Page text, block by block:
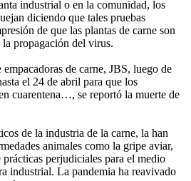
industrial o en la comunidad, los
diciendo que tales pruebas
de que las plantas de carne son
propagación del virus.
de carne, JBS, luego de
el 24 de abril para que los
cuarentena…, se reportó la muerte de
de la industria de la carne, la han
animales como la gripe aviar,
perjudiciales para el medio
industrial. La pandemia ha reavivado